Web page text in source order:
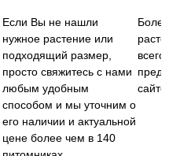
Если Вы не нашли
нужное растение или
подходящий размер,
просто свяжитесь с нами
любым удобным
способом и мы уточним о
его наличии и актуальной
цене более чем в 140
Более
всего
сайте.